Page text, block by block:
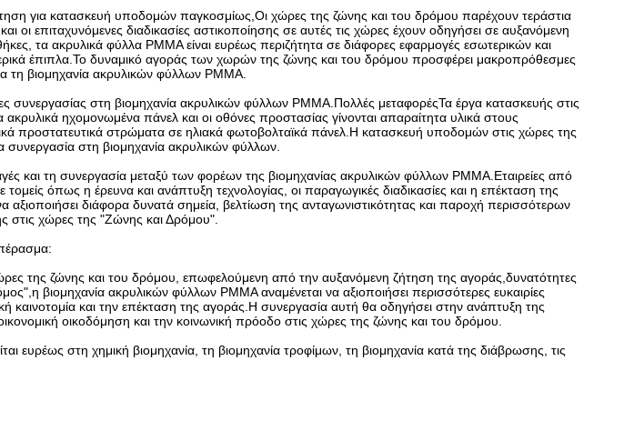
για κατασκευή υποδομών παγκοσμίως,Οι χώρες της ζώνης και του δρόμου παρέχουν τεράστια
επιταχυνόμενες διαδικασίες αστικοποίησης σε αυτές τις χώρες έχουν οδηγήσει σε αυξανόμενη
τα ακρυλικά φύλλα PMMA είναι ευρέως περιζήτητα σε διάφορες εφαρμογές εσωτερικών και
έπιπλα.Το δυναμικό αγοράς των χωρών της ζώνης και του δρόμου προσφέρει μακροπρόθεσμες
τη βιομηχανία ακρυλικών φύλλων PMMA.
στη βιομηχανία ακρυλικών φύλλων PMMA.Πολλές μεταφορέςΤα έργα κατασκευής στις
ηχομονωμένα πάνελ και οι οθόνες προστασίας γίνονται απαραίτητα υλικά στους
προστατευτικά στρώματα σε ηλιακά φωτοβολταϊκά πάνελ.Η κατασκευή υποδομών στις χώρες της
στη βιομηχανία ακρυλικών φύλλων.
και τη συνεργασία μεταξύ των φορέων της βιομηχανίας ακρυλικών φύλλων PMMA.Εταιρείες από
όπως η έρευνα και ανάπτυξη τεχνολογίας, οι παραγωγικές διαδικασίες και η επέκταση της
διάφορα δυνατά σημεία, βελτίωση της ανταγωνιστικότητας και παροχή περισσότερων
στις χώρες της "Ζώνης και Δρόμου".
της ζώνης και του δρόμου, επωφελούμενη από την αυξανόμενη ζήτηση της αγοράς,δυνατότητες
ακρυλικών φύλλων PMMA αναμένεται να αξιοποιήσει περισσότερες ευκαιρίες
και την επέκταση της αγοράς.Η συνεργασία αυτή θα οδηγήσει στην ανάπτυξη της
οικοδόμηση και την κοινωνική πρόοδο στις χώρες της ζώνης και του δρόμου.
ευρέως στη χημική βιομηχανία, τη βιομηχανία τροφίμων, τη βιομηχανία κατά της διάβρωσης, τις